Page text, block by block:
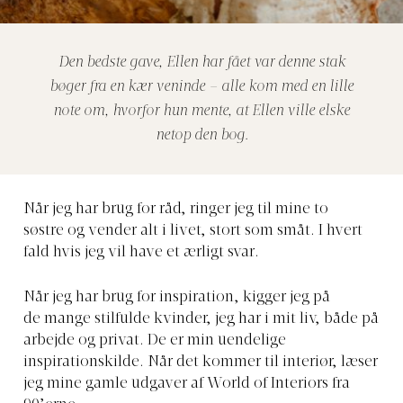
Den bedste gave, Ellen har fået var denne stak
bøger fra en kær veninde – alle kom med en lille
note om, hvorfor hun mente, at Ellen ville elske
netop den bog.
Når jeg har brug for råd, ringer jeg til mine to
søstre og vender alt i livet, stort som småt. I hvert
fald hvis jeg vil have et ærligt svar.
Når jeg har brug for inspiration, kigger jeg på
de mange stilfulde kvinder, jeg har i mit liv, både på
arbejde og privat. De er min uendelige
inspirationskilde. Når det kommer til interiør, læser
jeg mine gamle udgaver af World of Interiors fra